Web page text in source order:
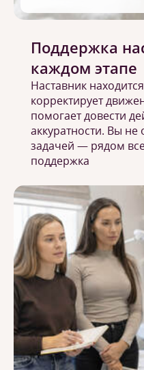
Поддержка
каждом этапе
Наставник
корректирует
помогает довести
аккуратности. Вы не
задачей — рядом
поддержка